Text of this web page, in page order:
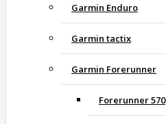
Garmin Enduro
Garmin tactix
Garmin Forerunner
Forerunner 570